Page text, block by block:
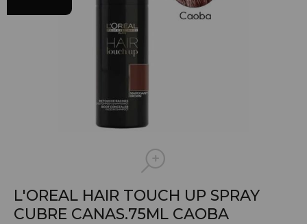
L'OREAL HAIR TOUCH UP SPRAY
CUBRE CANAS.75ML CAOBA